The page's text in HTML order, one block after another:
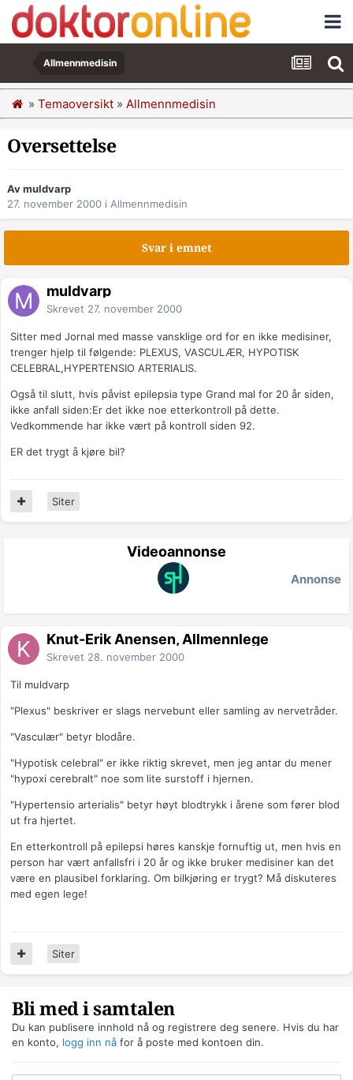
Allmennmedisin
» Temaoversikt » Allmennmedisin
Oversettelse
Av muldvarp
27. november 2000 i Allmennmedisin
Svar i emnet
muldvarp
Skrevet 27. november 2000
Sitter med Jornal med masse vansklige ord for en ikke medisiner,
trenger hjelp til følgende: PLEXUS, VASCULÆR, HYPOTISK
CELEBRAL,HYPERTENSIO ARTERIALIS.
Også til slutt, hvis påvist epilepsia type Grand mal for 20 år siden,
ikke anfall siden:Er det ikke noe etterkontroll på dette.
Vedkommende har ikke vært på kontroll siden 92.
ER det trygt å kjøre bil?
Siter
Videoannonse
Annonse
Knut-Erik Ånensen, Allmennlege
Skrevet 28. november 2000
Til muldvarp
"Plexus" beskriver er slags nervebunt eller samling av nervetråder.
"Vasculær" betyr blodåre.
"Hypotisk celebral" er ikke riktig skrevet, men jeg antar du mener
"hypoxi cerebralt" noe som lite surstoff i hjernen.
"Hypertensio arterialis" betyr høyt blodtrykk i årene som fører blod
ut fra hjertet.
En etterkontroll på epilepsi høres kanskje fornuftig ut, men hvis en
person har vært anfallsfri i 20 år og ikke bruker medisiner kan det
være en plausibel forklaring. Om bilkjøring er trygt? Må diskuteres
med egen lege!
Siter
Bli med i samtalen
Du kan publisere innhold nå og registrere deg senere. Hvis du har
en konto, logg inn nå for å poste med kontoen din.